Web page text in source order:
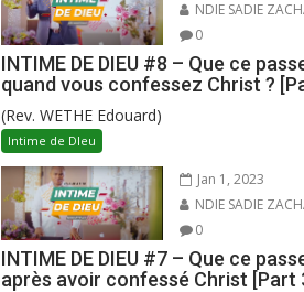
NDIE SADIE
0
INTIME DE DIEU #8 – Que ce
quand vous confessez Christ ?
(Rev. WETHE Edouard)
Intime de DIeu
Jan 1, 2023
NDIE SADIE
0
INTIME DE DIEU #7 – Que ce
après avoir confessé Christ [Part